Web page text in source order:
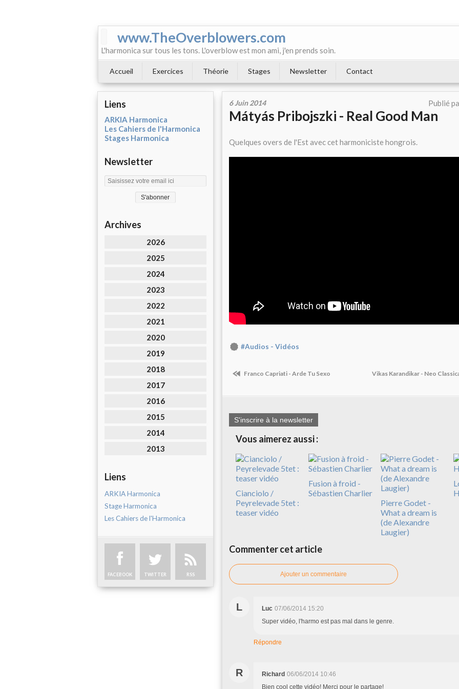
www.TheOverblowers.com
L'harmonica sur tous les tons. L'overblow est mon ami, j'en prends soin.
Accueil Exercices Théorie Stages Newsletter Contact
Liens
ARKIA Harmonica
Les Cahiers de l'Harmonica
Stages Harmonica
Newsletter
Archives
2026
2025
2024
2023
2022
2021
2020
2019
2018
2017
2016
2015
2014
2013
Liens
ARKIA Harmonica
Stage Harmonica
Les Cahiers de l'Harmonica
FACEBOOK TWITTER RSS
6 Juin 2014 Publié
Mátyás Pribojszki - Real Good Man
Quelques overs de l'Est avec cet harmoniciste hongrois.
#Audios - Vidéos
Franco Capriati - Arde Tu Sexo Vikas Karandikar - Neo
S'inscrire à la newsletter
Vous aimerez aussi :
Cianciolo /
Peyrelevade 5tet :
teaser vidéo
Fusion à froid -
Sébastien Charlier
Pierre Godet -
What a dream is
(de Alexandre
Laugier)
Commenter cet article
Ajouter un commentaire
L Luc 07/06/2014 15:20
Super vidéo, l'harmo est pas mal dans le genre.
Répondre
R Richard 06/06/2014 10:46
Bien cool cette vidéo! Merci pour le partage!